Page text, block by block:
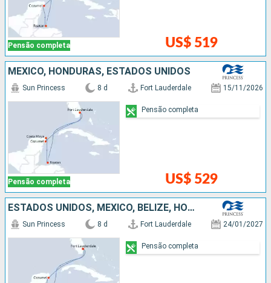
Pensão completa US$ 519
MÉXICO, HONDURAS, ESTADOS UNIDOS
Pensão completa
Sun Princess 8 d Fort Lauderdale 15/11/2026
US$ 529
Pensão completa
ESTADOS UNIDOS, MÉXICO, BELIZE, HONDURAS
Sun Princess 8 d Fort Lauderdale 24/01/2027
Pensão completa